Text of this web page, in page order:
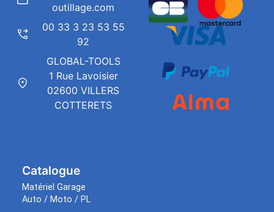
Catalogue
Matériel Garage
Auto / Moto / PL
outillage.com
00 33 3 23 53 55
92
GLOBAL-TOOLS
1 Rue Lavoisier
02600 VILLERS
COTTERETS